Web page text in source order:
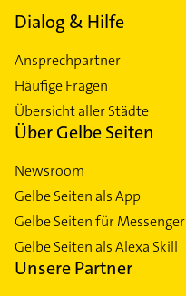
Dialog & Hilfe
Ansprechpartner
Häufige Fragen
Übersicht aller Städte
Über Gelbe Seiten
Newsroom
Gelbe Seiten als App
Gelbe Seiten für Messenger
Gelbe Seiten als Alexa Skill
Unsere Partner